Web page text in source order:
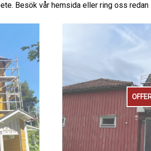
Besök vår hemsida eller ring oss